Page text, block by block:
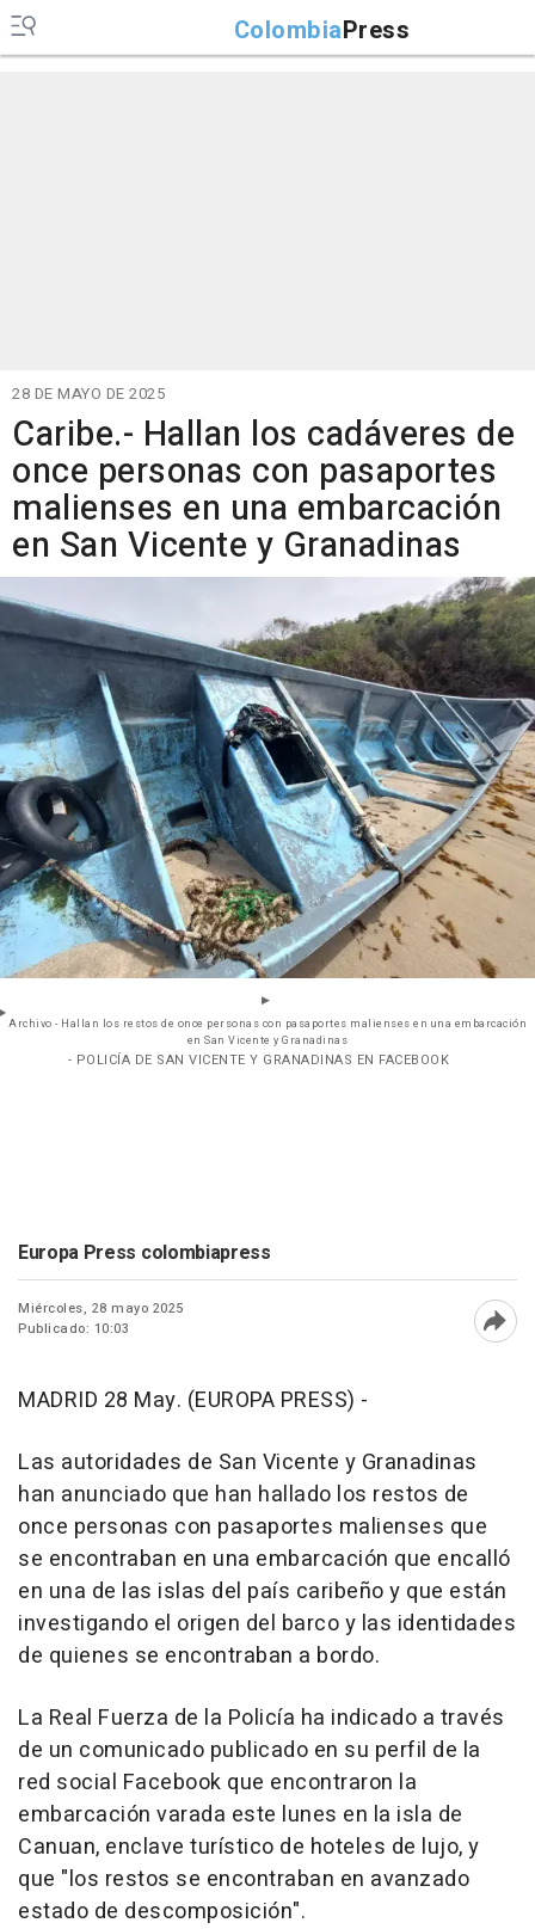
ColombiaPress
28 DE MAYO DE 2025
Caribe.- Hallan los cadáveres de
once personas con pasaportes
malienses en una embarcación
en San Vicente y Granadinas
Archivo - Hallan los restos de once personas con pasaportes malienses en una embarcación
en San Vicente y Granadinas
- POLICÍA DE SAN VICENTE Y GRANADINAS EN FACEBOOK
Europa Press colombiapress
Miércoles, 28 mayo 2025
Publicado: 10:03
MADRID 28 May. (EUROPA PRESS) -
Las autoridades de San Vicente y Granadinas
han anunciado que han hallado los restos de
once personas con pasaportes malienses que
se encontraban en una embarcación que encalló
en una de las islas del país caribeño y que están
investigando el origen del barco y las identidades
de quienes se encontraban a bordo.
La Real Fuerza de la Policía ha indicado a través
de un comunicado publicado en su perfil de la
red social Facebook que encontraron la
embarcación varada este lunes en la isla de
Canuan, enclave turístico de hoteles de lujo, y
que "los restos se encontraban en avanzado
estado de descomposición".